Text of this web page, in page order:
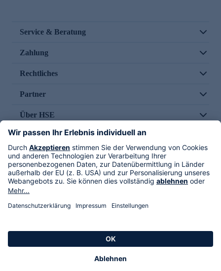
Service & Beratung
Zahlung
Rechtliches
Partner
Über HSE
Im TV
HSE International